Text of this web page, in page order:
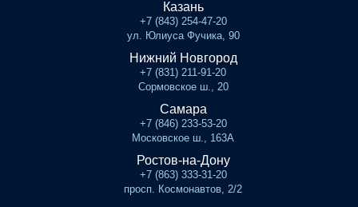
Казань
+7 (843) 254-47-20
ул. Юлиуса Фучика, 90
Нижний Новгород
+7 (831) 211-91-20
Сормовское ш., 20
Самара
+7 (846) 233-53-20
Московское ш., 163А
Ростов-на-Дону
+7 (863) 333-31-20
просп. Космонавтов, 2/2